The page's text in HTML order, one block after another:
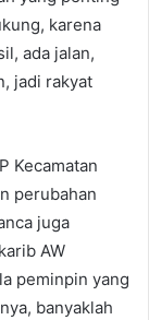
karena
ada jalan,
jadi rakyat
Kecamatan
perubahan
juga
AW
peminpin yang
banyaklah